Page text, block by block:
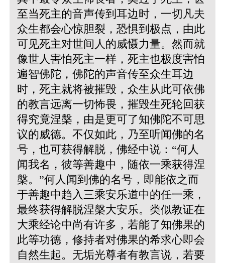
至当死主的音声传到耳边时，一切凡夫
众生都会心惊胆裂，恐惧到极点，由此
可见死主对世间人的威慑力量。然而就
像世人害怕死主一样，死主也极度害怕
遍智佛陀，佛陀的声音传至众生耳边
时，死主就将被摧毁，众生从此可依佛
的教言远离一切怖畏，摧毁生死轮回获
得究竟涅槃，由是更可了知佛陀不可思
议的威德。不仅如此，乃至听闻佛的名
号，也可获得解脱，佛经中说：“何人
闻我名，彼等善趣中，随依一乘获得涅
槃。”何人闻到佛的名号，即能依之而
于善趣中趋入三乘安乐道中的任一乘，
最终获得解脱涅槃大安乐。类似教证在
大乘经论中尚有许多，若能了知佛果的
此等功德，修持者对佛果的希求心即会
自然生起。无垢光尊者有教言说，若要